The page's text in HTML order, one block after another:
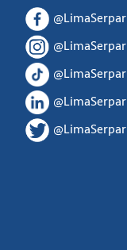
@LimaSerpar
@LimaSerpar
@LimaSerpar
@LimaSerpar
@LimaSerpar